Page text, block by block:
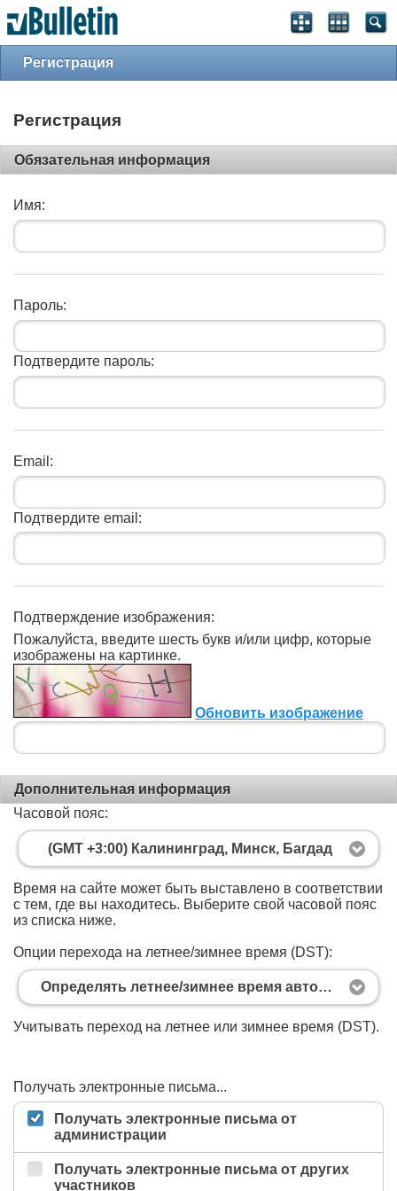
Регистрация
Регистрация
Обязательная информация
Имя:
Пароль:
Подтвердите пароль:
Email:
Подтвердите email:
Подтверждение изображения:
Пожалуйста, введите шесть букв и/или цифр, которые
изображены на картинке.
Обновить изображение
Дополнительная информация
Часовой пояс:
(GMT +3:00) Калининград, Минск, Багдад
Время на сайте может быть выставлено в соответствии
с тем, где вы находитесь. Выберите свой часовой пояс
из списка ниже.
Опции перехода на летнее/зимнее время (DST):
Определять летнее/зимнее время автоматически
Учитывать переход на летнее или зимнее время (DST).
Получать электронные письма...
Получать электронные письма от
администрации
Получать электронные письма от других
участников